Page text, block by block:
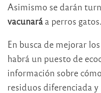
Asimismo se darán
vacunará a perros gatos.
En busca de mejorar
habrá un puesto de
información sobre
residuos diferenciada y